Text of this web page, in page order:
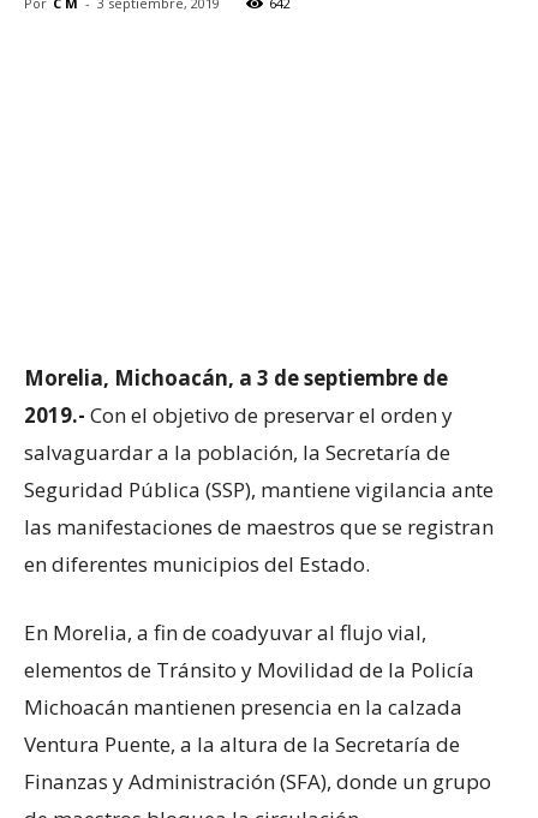
Morelia, Michoacán, a 3 de septiembre de
2019.- Con el objetivo de preservar el orden y
salvaguardar a la población, la Secretaría de
Seguridad Pública (SSP), mantiene vigilancia ante
las manifestaciones de maestros que se registran
en diferentes municipios del Estado.
En Morelia, a fin de coadyuvar al flujo vial,
elementos de Tránsito y Movilidad de la Policía
Michoacán mantienen presencia en la calzada
Ventura Puente, a la altura de la Secretaría de
Finanzas y Administración (SFA), donde un grupo